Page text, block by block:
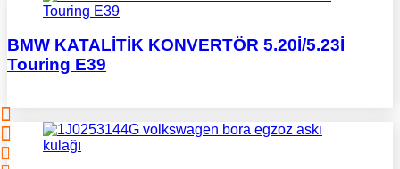
BMW KATALİTİK KONVERTÖR 5.20İ/5.23İ
Touring E39